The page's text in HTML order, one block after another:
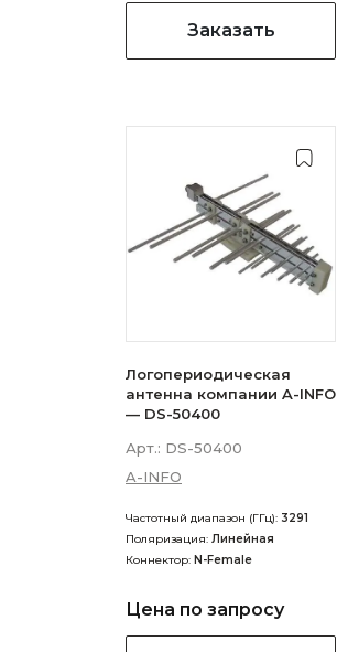
Заказать
Логопериодическая
антенна компании A-INFO
— DS-50400
Арт.: DS-50400
A-INFO
Частотный диапазон (ГГц): 3291
Поляризация: Линейная
Коннектор: N-Female
Цена по запросу